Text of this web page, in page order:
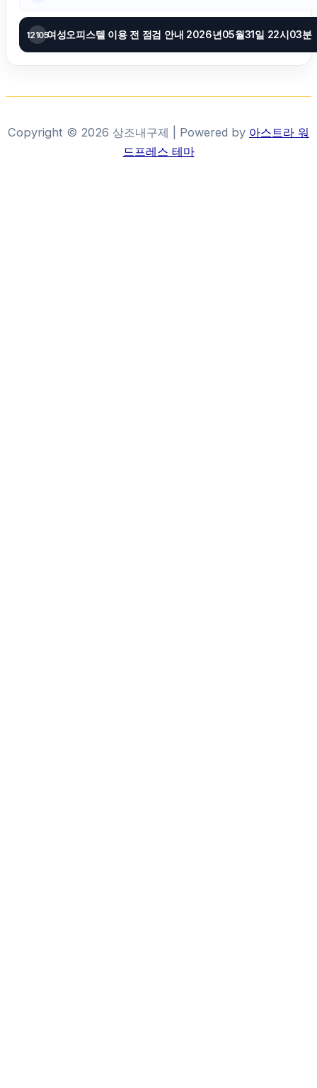
12105여성오피스텔 이용 전 점검 안내 2026년05월31일 22시03분
Copyright © 2026 상조내구제 | Powered by 아스트라 워
드프레스 테마